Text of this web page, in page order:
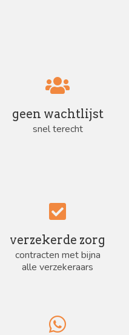
geen wachtlijst
snel terecht
verzekerde zorg
contracten met bijna
alle verzekeraars